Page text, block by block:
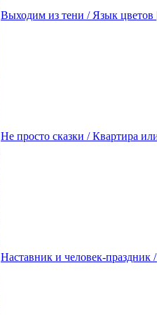
Выходим из тени / Язык
Не просто сказки / Квартира
Наставник и человек-